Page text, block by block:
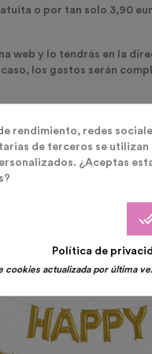
o por tan solo 3,90
web y lo tendrás en la
los gastos serán
EN LA
rendimiento, redes
de terceros se utilizan
¿Aceptas
Política de
cookies actualizada por última